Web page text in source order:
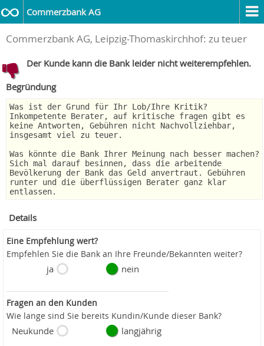
Commerzbank AG
Commerzbank AG, Leipzig-Thomaskirchhof: zu teuer
Der Kunde kann die Bank leider nicht weiterempfehlen.
Begründung
Was ist der Grund für Ihr Lob/Ihre Kritik?
Inkompetente Berater, auf kritische fragen gibt es
keine Antworten, Gebühren nicht Nachvollziehbar,
insgesamt viel zu teuer.
Was könnte die Bank Ihrer Meinung nach besser machen?
Sich mal darauf besinnen, dass die arbeitende
Bevölkerung der Bank das Geld anvertraut. Gebühren
runter und die überflüssigen Berater ganz klar
entlassen.
Details
Eine Empfehlung wert?
Empfehlen Sie die Bank an Ihre Freunde/Bekannten weiter?
ja nein
Fragen an den Kunden
Wie lange sind Sie bereits Kundin/Kunde dieser Bank?
Neukunde langjährig